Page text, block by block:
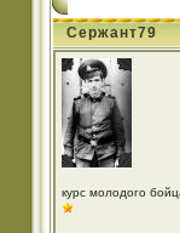
Сержант79
курс молодого